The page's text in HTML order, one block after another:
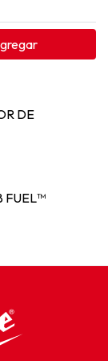
DE
FUEL™